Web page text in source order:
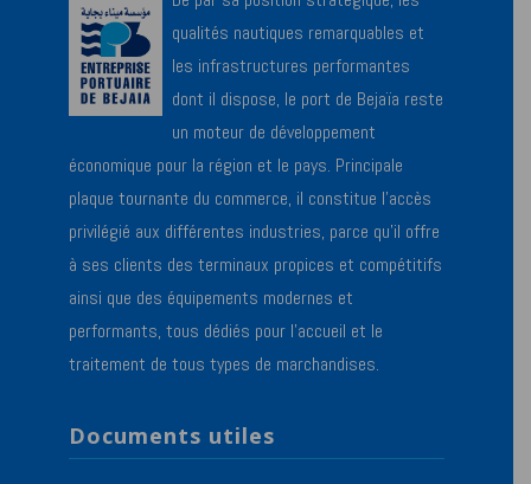
qualités nautiques remarquables et
les infrastructures performantes
dont il dispose, le port de Bejaïa reste
un moteur de développement
économique pour la région et le pays. Principale
plaque tournante du commerce, il constitue l’accès
privilégié aux différentes industries, parce qu’il offre
à ses clients des terminaux propices et compétitifs
ainsi que des équipements modernes et
performants, tous dédiés pour l’accueil et le
traitement de tous types de marchandises.
Documents utiles